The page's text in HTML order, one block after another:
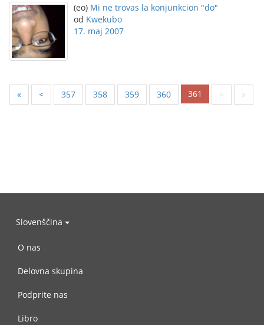
(eo) Mi ne trovas la konjunkcion "do"
od Kwekubo
17. maj 2007
« < 357 358 359 360 361 > »
Slovenščina
O nas
Delovna skupina
Podprite nas
Libro